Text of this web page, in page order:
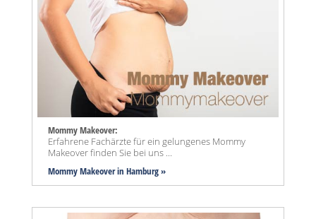
Mommy Makeover:
Erfahrene Fachärzte für ein gelungenes Mommy
Makeover finden Sie bei uns ...
Mommy Makeoverin Hamburg »